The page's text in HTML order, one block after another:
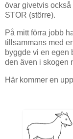
övar givetvis
STOR (större).
På mitt förra jobb
tillsammans med
byggde vi en egen
den även i skogen
Här kommer en